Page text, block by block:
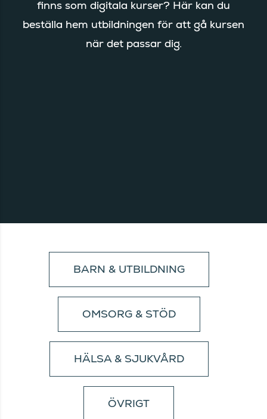
finns som digitala kurser? Här kan du
beställa hem utbildningen för att gå kursen
när det passar dig.
BARN & UTBILDNING
OMSORG & STÖD
HÄLSA & SJUKVÅRD
ÖVRIGT